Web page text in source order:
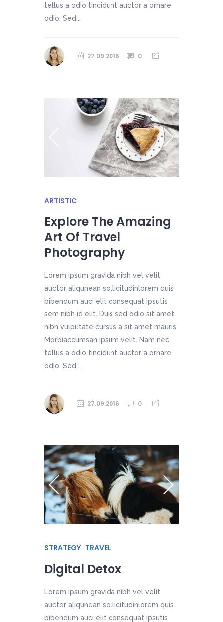
tellus a odio tincidunt auctor a ornare
odio. Sed...
27.09.2016 0
ARTISTIC
Explore The Amazing
Art Of Travel
Photography
Lorem ipsum gravida nibh vel velit
auctor aliqunean sollicitudinlorem quis
bibendum auci elit consequat ipsutis
sem nibh id elit. Duis sed odio sit amet
nibh vulputate cursus a sit amet mauris.
Morbiaccumsan ipsum velit. Nam nec
tellus a odio tincidunt auctor a ornare
odio. Sed...
27.09.2016 0
STRATEGY TRAVEL
Digital Detox
Lorem ipsum gravida nibh vel velit
auctor aliqunean sollicitudinlorem quis
bibendum auci elit consequat ipsutis